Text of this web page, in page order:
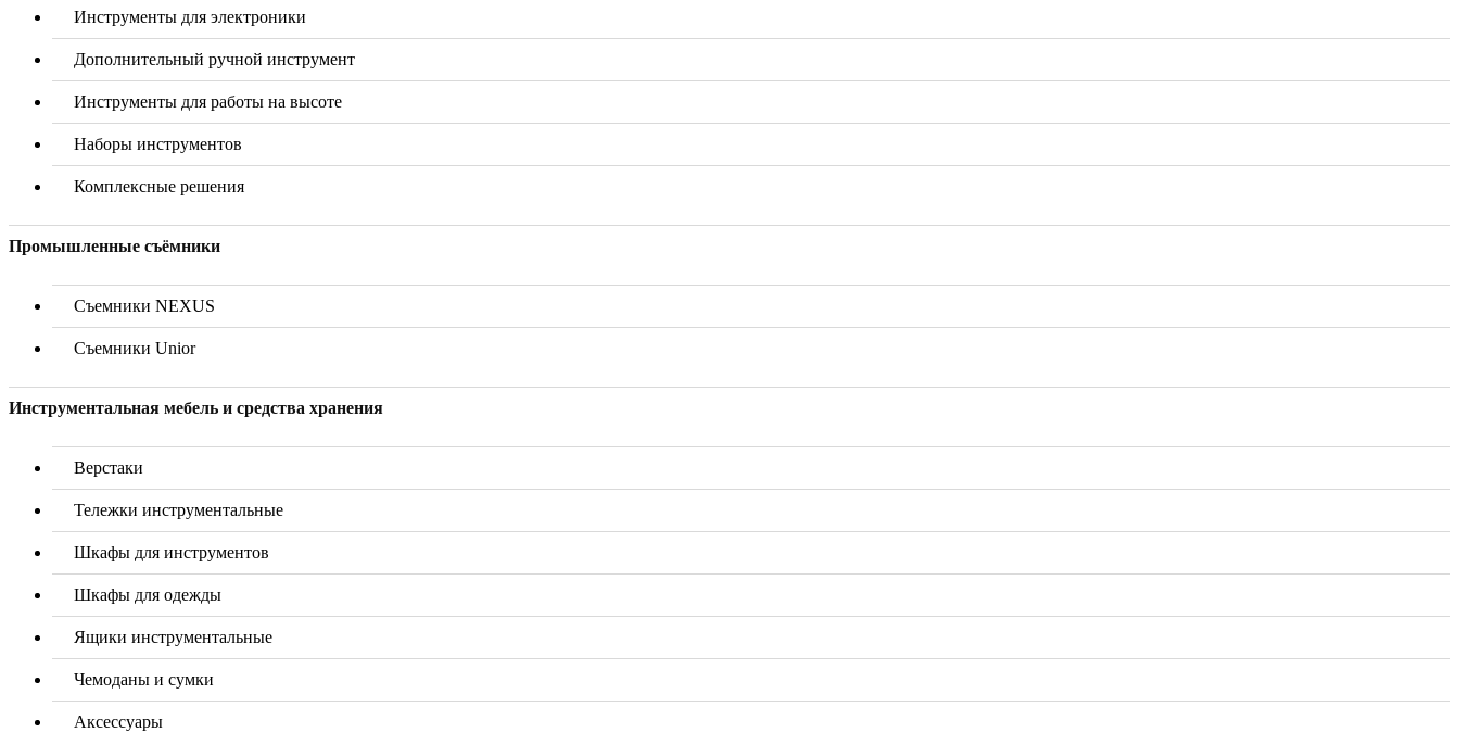
Инструменты для электроники
Дополнительный ручной инструмент
Инструменты для работы на высоте
Наборы инструментов
Комплексные решения
Промышленные съёмники
Съемники NEXUS
Съемники Unior
Инструментальная мебель и средства хранения
Верстаки
Тележки инструментальные
Шкафы для инструментов
Шкафы для одежды
Ящики инструментальные
Чемоданы и сумки
Аксессуары